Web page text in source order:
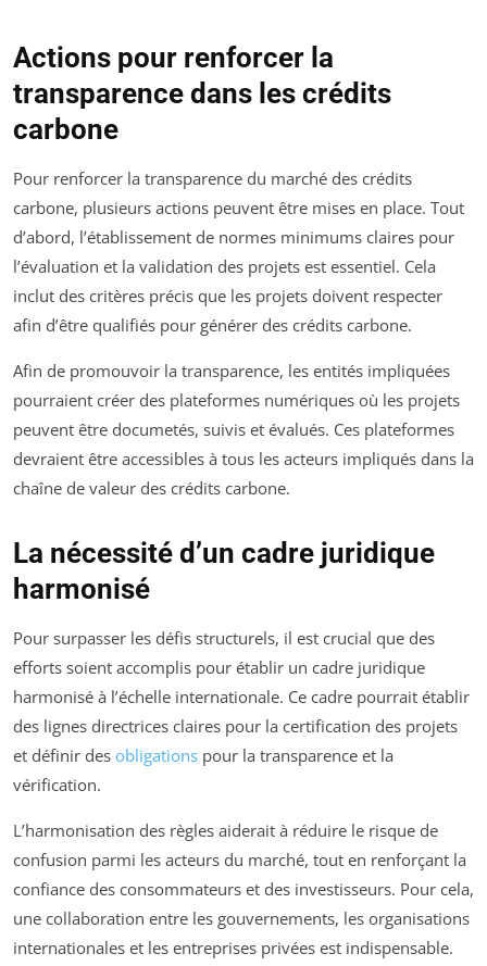
Actions pour renforcer la
transparence dans les crédits
carbone
Pour renforcer la transparence du marché des crédits
carbone, plusieurs actions peuvent être mises en place. Tout
d’abord, l’établissement de normes minimums claires pour
l’évaluation et la validation des projets est essentiel. Cela
inclut des critères précis que les projets doivent respecter
afin d’être qualifiés pour générer des crédits carbone.
Afin de promouvoir la transparence, les entités impliquées
pourraient créer des plateformes numériques où les projets
peuvent être documetés, suivis et évalués. Ces plateformes
devraient être accessibles à tous les acteurs impliqués dans la
chaîne de valeur des crédits carbone.
La nécessité d’un cadre juridique
harmonisé
Pour surpasser les défis structurels, il est crucial que des
efforts soient accomplis pour établir un cadre juridique
harmonisé à l’échelle internationale. Ce cadre pourrait établir
des lignes directrices claires pour la certification des projets
et définir des obligations pour la transparence et la
vérification.
L’harmonisation des règles aiderait à réduire le risque de
confusion parmi les acteurs du marché, tout en renforçant la
confiance des consommateurs et des investisseurs. Pour cela,
une collaboration entre les gouvernements, les organisations
internationales et les entreprises privées est indispensable.